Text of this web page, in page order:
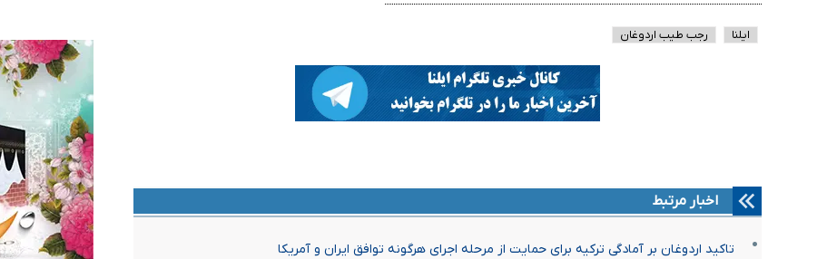
ایلنا رجب طیب اردوغان
اخبار مرتبط
تاکید اردوغان بر آمادگی ترکیه برای حمایت از مرحله اجرای هرگونه توافق ایران و آمریکا